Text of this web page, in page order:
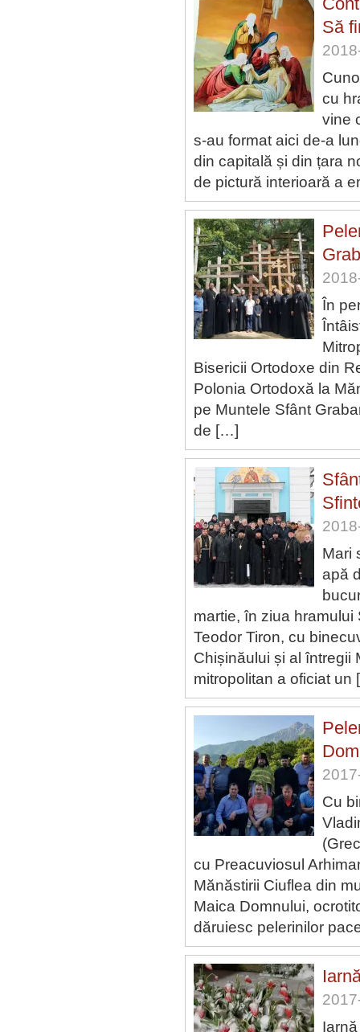
Să
cu
vine
s-au format aici de-a
din capitală și din țara
de pictură interioară a
În
Bisericii Ortodoxe din
Polonia Ortodoxă la
pe Muntele Sfânt
de […]
Mari
apă
martie, în ziua
Teodor Tiron, cu
Chișinăului și al întregii
mitropolitan a oficiat
Cu
cu Preacuviosul
Mănăstirii Ciuflea din
Maica Domnului,
dăruiesc pelerinilor